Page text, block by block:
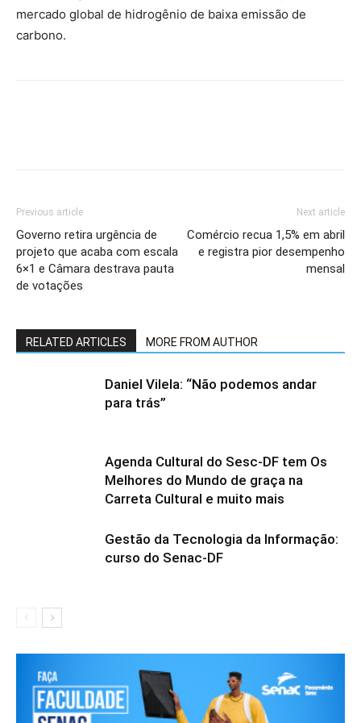
mercado global de hidrogênio de baixa emissão de
carbono.
Previous article
Governo retira urgência de
projeto que acaba com escala
6×1 e Câmara destrava pauta
de votações
Next article
Comércio recua 1,5% em abril
e registra pior desempenho
mensal
RELATED ARTICLES MORE FROM AUTHOR
Daniel Vilela: “Não podemos andar
para trás”
Agenda Cultural do Sesc-DF tem Os
Melhores do Mundo de graça na
Carreta Cultural e muito mais
Gestão da Tecnologia da Informação:
curso do Senac-DF